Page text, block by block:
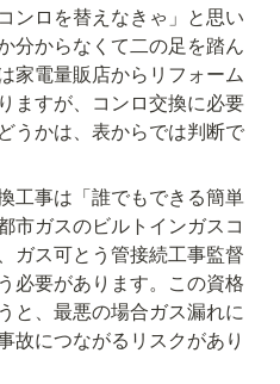
ンロを替えなきゃ」と思い
分からなくて二の足を踏ん
家電量販店からリフォーム
ますが、コンロ交換に必要
うかは、表からでは判断で
工事は「誰でもできる簡単
市ガスのビルトインガスコ
ガス可とう管接続工事監督
必要があります。この資格
と、最悪の場合ガス漏れに
故につながるリスクがあり